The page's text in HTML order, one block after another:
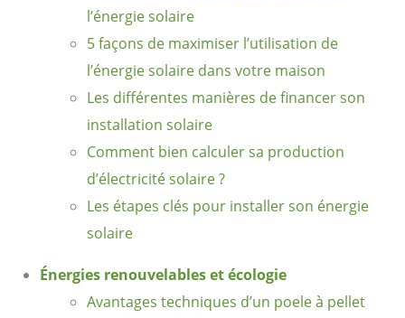
l’énergie solaire
5 façons de maximiser l’utilisation de
l’énergie solaire dans votre maison
Les différentes manières de financer son
installation solaire
Comment bien calculer sa production
d’électricité solaire ?
Les étapes clés pour installer son énergie
solaire
Énergies renouvelables et écologie
Avantages techniques d’un poele à pellet